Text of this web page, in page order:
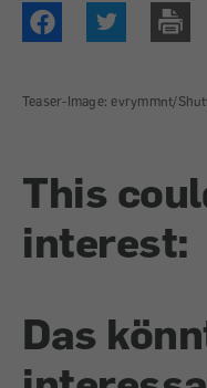
Teaser-Image: evrymmnt/
This
interest:
Das